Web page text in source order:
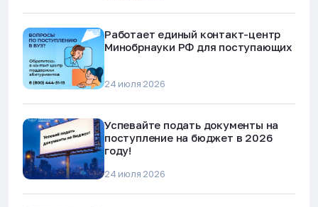
Работает единый контакт-центр
Минобрнауки РФ для поступающих
24 июля 2026
Успевайте подать документы на
поступление на бюджет в 2026
году!
24 июля 2026